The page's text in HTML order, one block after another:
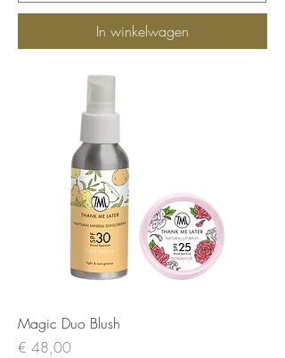
In winkelwagen
Magic Duo Blush
Prijs
€ 48,00